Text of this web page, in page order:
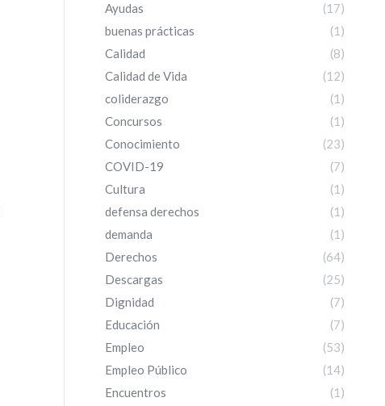
Ayudas
(17)
buenas prácticas
(1)
Calidad
(8)
Calidad de Vida
(12)
coliderazgo
(1)
Concursos
(1)
Conocimiento
(23)
COVID-19
(7)
Cultura
(1)
defensa derechos
(1)
demanda
(1)
Derechos
(64)
Descargas
(25)
Dignidad
(7)
Educación
(7)
Empleo
(53)
Empleo Público
(14)
Encuentros
(1)